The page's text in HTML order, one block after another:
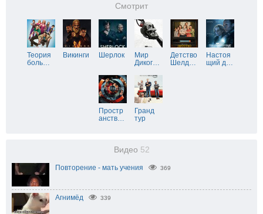
Смотрит
Теория
боль…
Викинги Шерлок
Мир
Диког…
Детство
Шелд…
Настоя
щий д…
Простр
анств…
Гранд
тур
Видео 52
Повторение - мать учения 369
Агнимёд 339